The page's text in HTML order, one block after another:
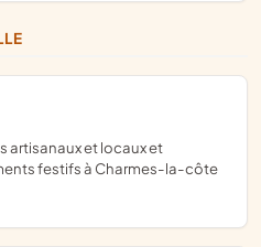
festifs à Charmes-la-côte